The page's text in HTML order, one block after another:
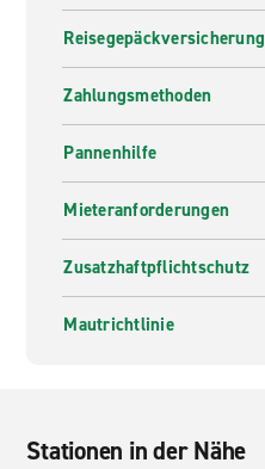
Reisegepäckversicherung
Zahlungsmethoden
Pannenhilfe
Mieteranforderungen
Zusatzhaftpflichtschutz
Mautrichtlinie
Stationen in der Nähe